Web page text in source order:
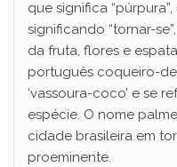
que significa
significando “tornar-
da fruta, flores e
português coqueiro-
‘vassoura-coco’ e se
espécie. O nome
cidade brasileira em
proeminente.